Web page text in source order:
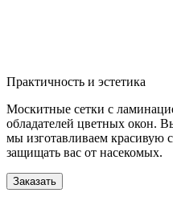
Практичность и эстетика
Москитные сетки с
обладателей цветных окон.
мы изготавливаем красивую
защищать вас от насекомых.
Заказать